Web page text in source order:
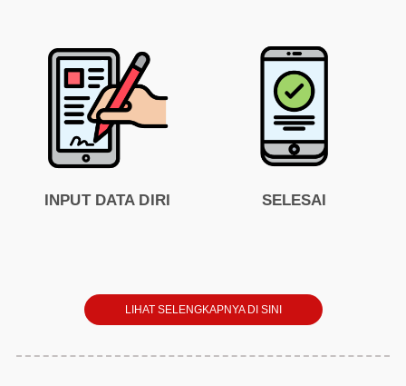
INPUT DATA DIRI SELESAI
LIHAT SELENGKAPNYA DI SINI